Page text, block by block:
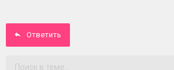
Вход
ФОРУМ
Ответить